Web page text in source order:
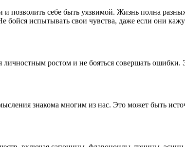
позволить себе быть уязвимой. Жизнь полна
бойся испытывать свои чувства, даже если они
личностным ростом и не бояться совершать
знакома многим из нас. Это может быть